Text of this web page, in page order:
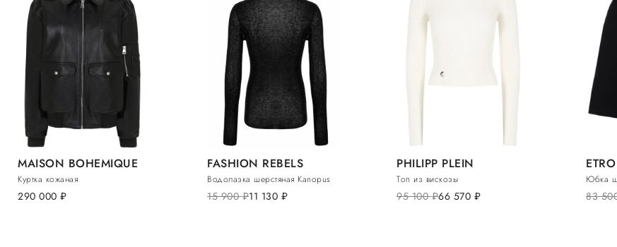
MAISON BOHEMIQUE
Куртка кожаная
290 000 руб.
FASHION REBELS
Водолазка шерстяная Kanopus
15 900руб.11 130 руб.
PHILIPP PLEIN
Топ из вискозы
95 100руб.66 570 руб.
ETRO
Юбка
83